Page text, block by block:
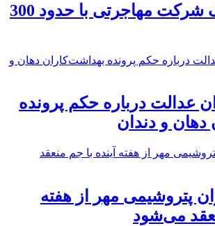
کلاهبرداری یک شرکت مهاجرتی با حدود 300
عدالت درباره حکم پرونده
دهان و دندان
پتروشیمی مهر از هفته
می‌شود